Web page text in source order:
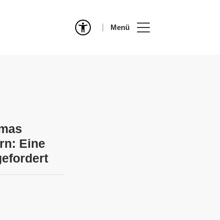
Menü
Eine